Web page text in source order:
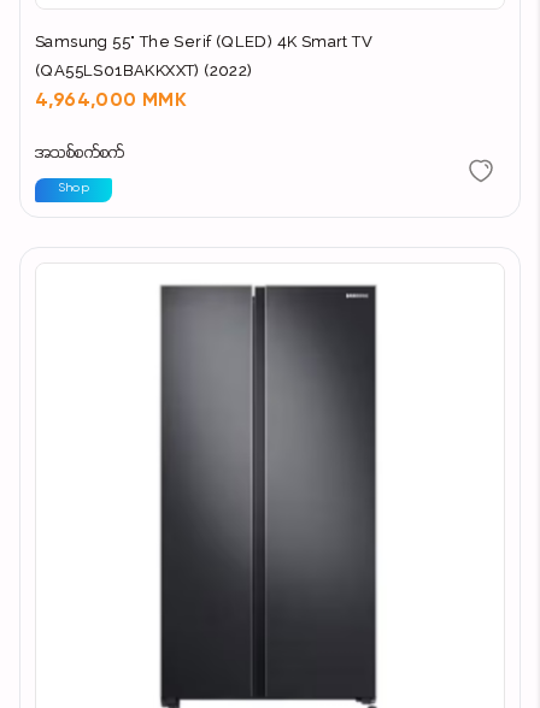
Samsung 55" The Serif (QLED) 4K Smart TV
(QA55LS01BAKKXXT) (2022)
4,964,000 MMK
အသစ်စက်စက်
Shop